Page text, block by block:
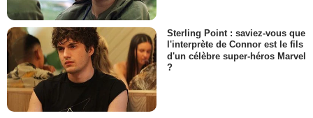
Sterling Point : saviez-vous que
l'interprète de Connor est le fils
d'un célèbre super-héros Marvel
?